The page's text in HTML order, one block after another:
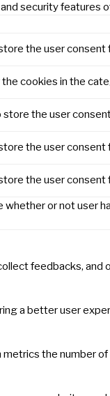
security features
the user
cookies in the
the user
the user
the user
or not user
feedbacks, and
a better user
the number